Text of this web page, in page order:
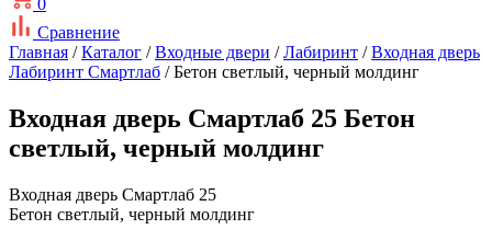
0
Сравнение
Главная /Каталог /Входные двери /Лабиринт /Входная дверь
Лабиринт Смартлаб / Бетон светлый, черный молдинг
Входная дверь Смартлаб 25 Бетон
светлый, черный молдинг
Входная дверь Смартлаб 25
Бетон светлый, черный молдинг